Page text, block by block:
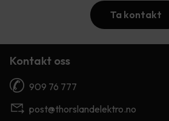
Ta kontakt
Kontakt oss
909 76 777
post@thorslandelektro.no